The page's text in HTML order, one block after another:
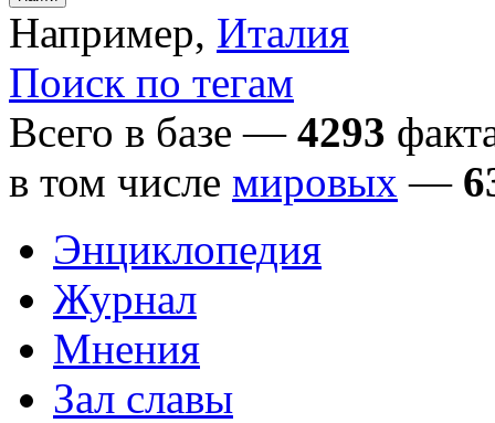
Например, Италия
Поиск по тегам
Всего в базе — 4293
в том числе мировых —
Энциклопедия
Журнал
Мнения
Зал славы